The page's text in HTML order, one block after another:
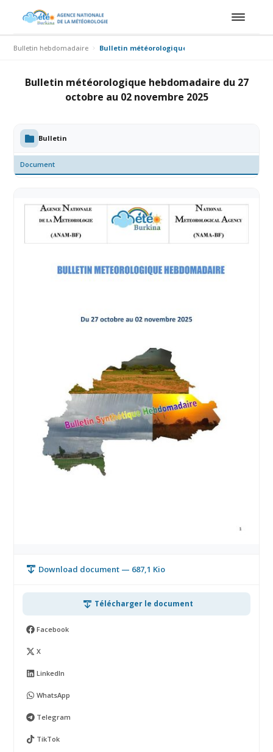
Bulletin hebdomadaire Bulletin météorologique hebdomadaire du 27
Bulletin météorologique hebdomadaire du 27
octobre au 02 novembre 2025
Bulletin
Document
Download document — 687,1 Kio
Télécharger le document
Facebook
X
LinkedIn
WhatsApp
Telegram
TikTok